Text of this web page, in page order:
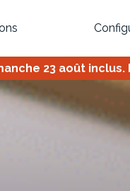
ressemble.
23 août